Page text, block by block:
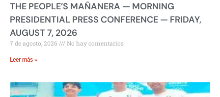
THE PEOPLE’S MAÑANERA — MORNING
PRESIDENTIAL PRESS CONFERENCE — FRIDAY,
AUGUST 7, 2026
7 de agosto, 2026 No hay comentarios
Leer más »